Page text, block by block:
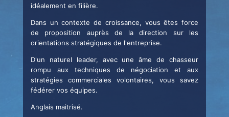
idéalement en filière.
Dans un contexte de croissance, vous êtes force
de proposition auprès de la direction sur les
orientations stratégiques de l'entreprise.
D'un naturel leader, avec une âme de chasseur
rompu aux techniques de négociation et aux
stratégies commerciales volontaires, vous savez
fédérer vos équipes.
Anglais maitrisé.